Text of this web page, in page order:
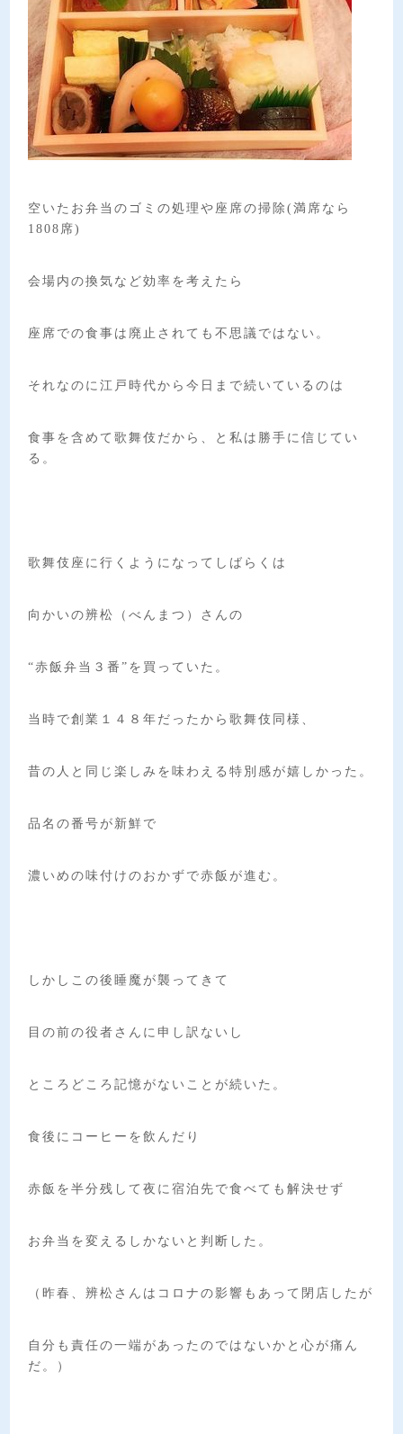
空いたお弁当のゴミの処理や座席の掃除(満席なら
1808席)
会場内の換気など効率を考えたら
座席での食事は廃止されても不思議ではない。
それなのに江戸時代から今日まで続いているのは
食事を含めて歌舞伎だから、と私は勝手に信じてい
る。
歌舞伎座に行くようになってしばらくは
向かいの辨松（べんまつ）さんの
“赤飯弁当３番”を買っていた。
当時で創業１４８年だったから歌舞伎同様、
昔の人と同じ楽しみを味わえる特別感が嬉しかった。
品名の番号が新鮮で
濃いめの味付けのおかずで赤飯が進む。
しかしこの後睡魔が襲ってきて
目の前の役者さんに申し訳ないし
ところどころ記憶がないことが続いた。
食後にコーヒーを飲んだり
赤飯を半分残して夜に宿泊先で食べても解決せず
お弁当を変えるしかないと判断した。
（昨春、辨松さんはコロナの影響もあって閉店したが
自分も責任の一端があったのではないかと心が痛ん
だ。）